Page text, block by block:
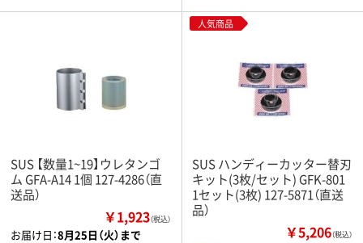
SUS 【数量1~19】ウレタンゴ
ム GFA-A14 1個 127-4286（直
送品）
￥1,923（税込）
お届け日：8月25日（火）まで
人気商品
SUS ハンディーカッター替刃
キット(3枚/セット) GFK-801
1セット(3枚) 127-5871（直送
品）
￥5,206（税込）